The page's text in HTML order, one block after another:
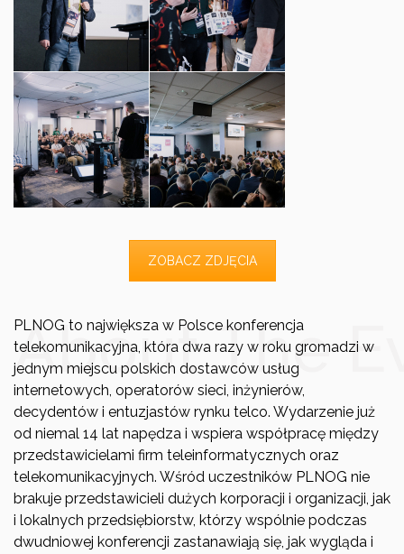
ZOBACZ ZDJĘCIA
About The
PLNOG to największa w Polsce konferencja
telekomunikacyjna, która dwa razy w roku gromadzi w
jednym miejscu polskich dostawców usług
internetowych, operatorów sieci, inżynierów,
decydentów i entuzjastów rynku telco. Wydarzenie już
od niemal 14 lat napędza i wspiera współpracę między
przedstawicielami firm teleinformatycznych oraz
telekomunikacyjnych. Wśród uczestników PLNOG nie
brakuje przedstawicieli dużych korporacji i organizacji, jak
i lokalnych przedsiębiorstw, którzy wspólnie podczas
dwudniowej konferencji zastanawiają się, jak wygląda i